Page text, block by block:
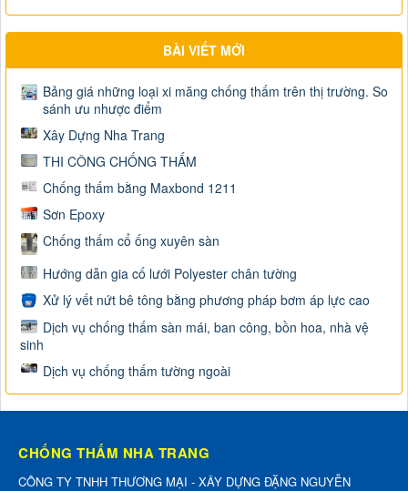
BÀI VIẾT MỚI
Bảng giá những loại xi măng chống thấm trên thị trường. So
sánh ưu nhược điểm
Xây Dựng Nha Trang
THI CÔNG CHỐNG THẤM
Chống thấm bằng Maxbond 1211
Sơn Epoxy
Chống thấm cổ ống xuyên sàn
Hướng dẫn gia cố lưới Polyester chân tường
Xử lý vết nứt bê tông bằng phương pháp bơm áp lực cao
Dịch vụ chống thấm sàn mái, ban công, bồn hoa, nhà vệ
sinh
Dịch vụ chống thấm tường ngoài
CHỐNG THẤM NHA TRANG
CÔNG TY TNHH THƯƠNG MẠI - XÂY DỰNG ĐẶNG NGUYỄN